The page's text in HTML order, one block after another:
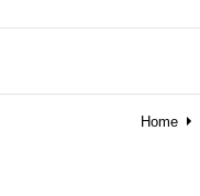
Home